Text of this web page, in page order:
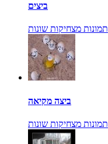
ביצים
תמונות מצחיקות שונות
ביצה מקיאה
תמונות מצחיקות שונות